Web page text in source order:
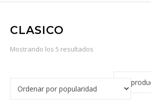
CLASICO
Mostrando los 5 resultados